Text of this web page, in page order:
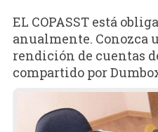
EL COPASST está
anualmente. Conozca
rendición de cuentas
compartido por